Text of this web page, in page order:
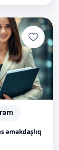
əməkdaşlıq